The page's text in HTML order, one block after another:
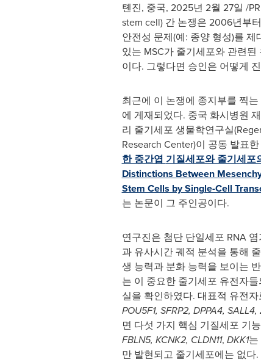
톈진, 중국, 2025년 2월 27일 /
stem cell) 간 논쟁은 2006년부
안전성 문제(예: 종양 형성)를
있는 MSC가 줄기세포와 관련
이다. 그렇다면 승인은 어떻게
최근에 이 논쟁에 종지부를 찍는
에 게재되었다. 중국 화시병원
리 줄기세포 생물학연구실
Research Center)이 공동 발표한
한 중간엽 기질세포와 줄기세포
Distinctions Between
Stem Cells by Single-Cell
는 논문이 그 주인공이다.
연구진은 첨단 단일세포 RNA
과 유사시간 궤적 분석을 통해
생 능력과 분화 능력을 보이는
는 이 중요한 줄기세포 유전자
실을 확인하였다. 대표적 유전자
POU5F1, SFRP2, DPPA4, SALL4,
면 다섯 가지 핵심 기질세포 기
FBLN5, KCNK2, CLDN11, DKK1는
만 발현되고 줄기세포에는 없다.